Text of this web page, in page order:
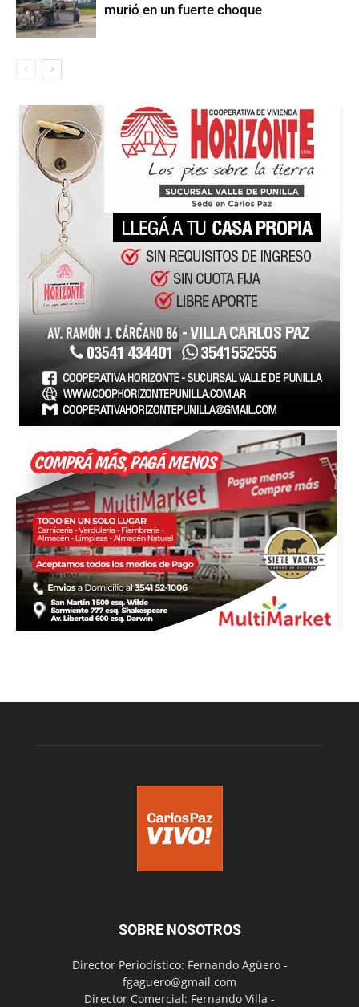
murió en un fuerte choque
SOBRE NOSOTROS
Director Periodístico: Fernando Agüero -
fgaguero@gmail.com
Director Comercial: Fernando Villa -